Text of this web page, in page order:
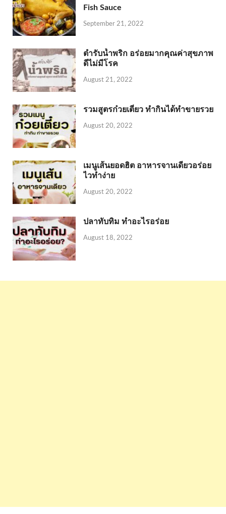
Fish Sauce
September 21, 2022
ตำรับน้ำพริก อร่อยมากคุณค่าสุขภาพ
ดีไม่มีโรค
August 21, 2022
รวมสูตรก๋วยเตี๋ยว ทำกินได้ทำขายรวย
August 20, 2022
เมนูเส้นยอดฮิต อาหารจานเดียวอร่อย
ไวทำง่าย
August 20, 2022
ปลาทับทิม ทำอะไรอร่อย
August 18, 2022